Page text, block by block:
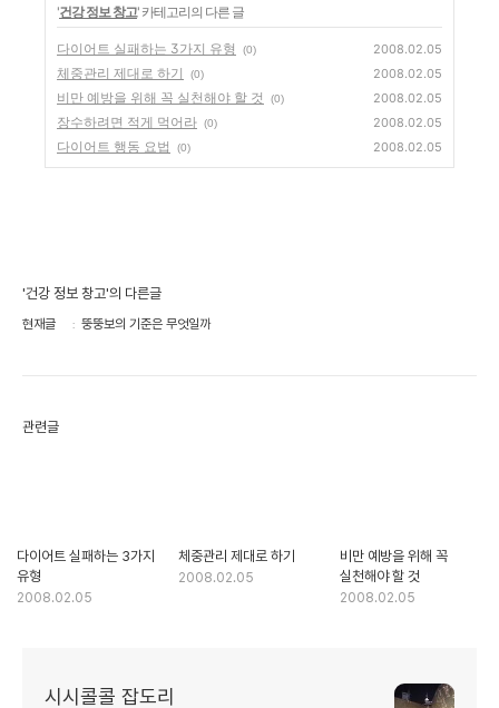
'건강 정보 창고' 카테고리의 다른 글
다이어트 실패하는 3가지 유형 (0) 2008.02.05
체중관리 제대로 하기 (0) 2008.02.05
비만 예방을 위해 꼭 실천해야 할 것 (0) 2008.02.05
장수하려면 적게 먹어라 (0) 2008.02.05
다이어트 행동 요법 (0) 2008.02.05
'건강 정보 창고'의 다른글
현재글 뚱뚱보의 기준은 무엇일까
관련글
다이어트 실패하는 3가지
유형
2008.02.05
체중관리 제대로 하기
2008.02.05
비만 예방을 위해 꼭
실천해야 할 것
2008.02.05
시시콜콜 잡도리